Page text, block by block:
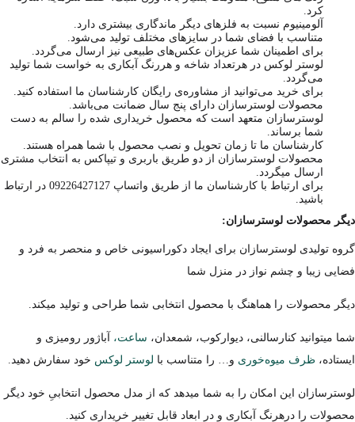
کرد.
آلومینیوم نسبت به فلزهای دیگر ماندگاری بیشتری دارد.
متناسب با فضای شما در سایزهای مختلف تولید می‌شود.
برای اطمینان شما عزیزان عکس‌های طبیعی نیز ارسال می‌گردد.
لوستر لوکس در هرتعداد شاخه و هررنگ آبکاری به خواست شما تولید
می‌گردد.
برای خرید می‌توانید از مشاوره‌ی رایگان کارشناسان ما استفاده کنید.
محصولات لوسترسازان دارای پنج سال ضمانت می‌باشد.
لوسترسازان متعهد است که محصول خریداری شده را سالم به دست
شما برساند.
کارشناسان ما تا زمان تحویل و نصب محصول با شما همراه هستند.
محصولات لوسترسازان از دو طریق باربری و تیپاکس به انتخاب مشتری
ارسال میگردد.
برای ارتباط با کارشناسان ما از طریق واتساپ 09226427127 در ارتباط
باشید.
دیگر محصولات لوسترسازان:
گروه تولیدی لوسترسازان برای ایجاد دکوراسیونی خاص و منحصر به فرد و
فضایی زیبا و چشم نواز در منزل شما
دیگر محصولات را هماهنگ با محصول انتخابی شما طراحی و تولید میکند.
شما میتوانید کنارسالنی، دیوارکوب، شمعدان، ساعت، آباژور رومیزی و
ایستاده، ظرف میوه‌خوری و… را متناسب با لوستر لوکس خود سفارش دهید.
لوسترسازان این امکان را به شما میدهد که از مدل محصول انتخابیِ خود دیگر
محصولات را درهرنگ آبکاری و در ابعاد قابل تغییر خریداری کنید.